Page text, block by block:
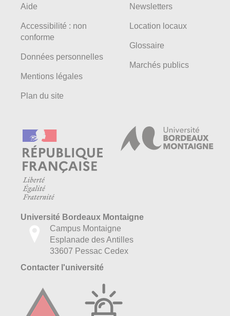
Aide
Accessibilité : non
conforme
Données personnelles
Mentions légales
Plan du site
Newsletters
Location locaux
Glossaire
Marchés publics
Université Bordeaux Montaigne
Campus Montaigne
Esplanade des Antilles
33607 Pessac Cedex
Contacter l'université